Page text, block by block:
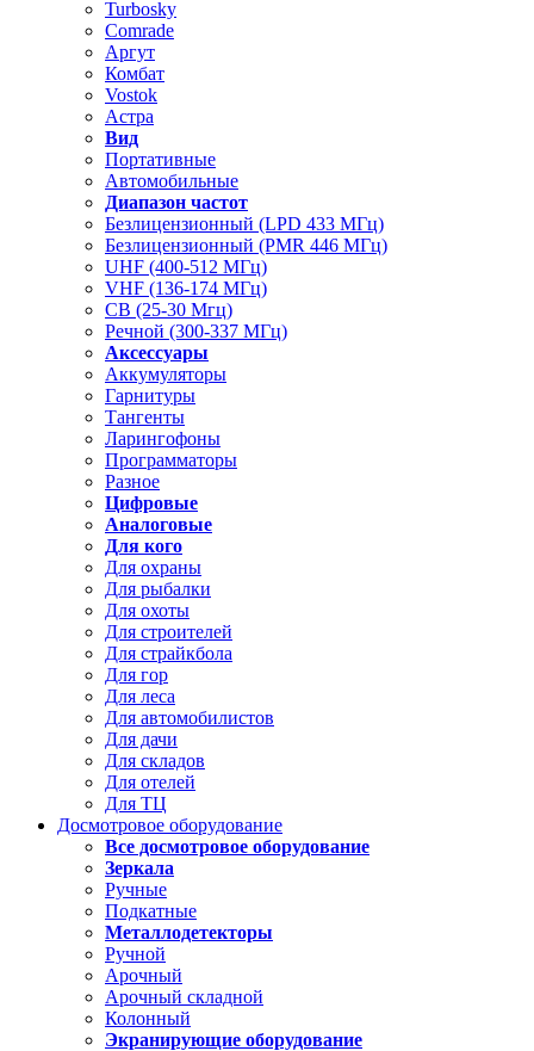
Turbosky
Comrade
Аргут
Комбат
Vostok
Астра
Вид
Портативные
Автомобильные
Диапазон частот
Безлицензионный (LPD 433 МГц)
Безлицензионный (PMR 446 МГц)
UHF (400-512 МГц)
VHF (136-174 МГц)
CB (25-30 Мгц)
Речной (300-337 МГц)
Аксессуары
Аккумуляторы
Гарнитуры
Тангенты
Ларингофоны
Программаторы
Разное
Цифровые
Аналоговые
Для кого
Для охраны
Для рыбалки
Для охоты
Для строителей
Для страйкбола
Для гор
Для леса
Для автомобилистов
Для дачи
Для складов
Для отелей
Для ТЦ
Досмотровое оборудование
Все досмотровое оборудование
Зеркала
Ручные
Подкатные
Металлодетекторы
Ручной
Арочный
Арочный складной
Колонный
Экранирующие оборудование